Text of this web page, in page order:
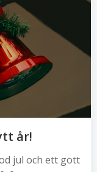
år!
jul och ett gott